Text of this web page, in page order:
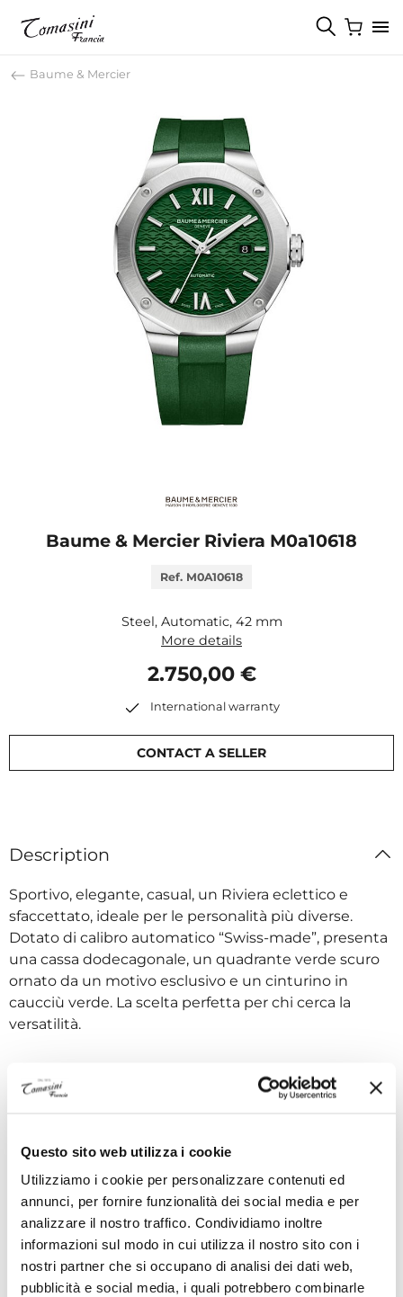
Questo sito web utilizza i cookie
Utilizziamo i cookie per personalizzare contenuti ed
annunci, per fornire funzionalità dei social media e per
analizzare il nostro traffico. Condividiamo inoltre
informazioni sul modo in cui utilizza il nostro sito con i
nostri partner che si occupano di analisi dei dati web,
pubblicità e social media, i quali potrebbero combinarle
Baume & Mercier
Baume & Mercier Riviera M0a10618
Ref. M0A10618
Steel, Automatic, 42 mm
More details
2.750,00 €
International warranty
CONTACT A SELLER
Description
Sportivo, elegante, casual, un Riviera eclettico e
sfaccettato, ideale per le personalità più diverse.
Dotato di calibro automatico “Swiss-made”, presenta
una cassa dodecagonale, un quadrante verde scuro
ornato da un motivo esclusivo e un cinturino in
caucciù verde. La scelta perfetta per chi cerca la
versatilità.
Technical specifications
ADVANTAGES OF BUYING FROM TOMASINI
FRANCE